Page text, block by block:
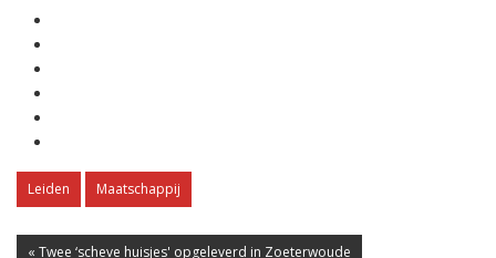
Leiden Maatschappij
« Twee ‘scheve huisjes' opgeleverd in Zoeterwoude